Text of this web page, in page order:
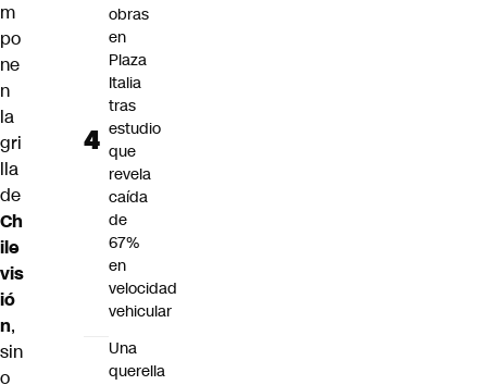
m
po
ne
n
la
gri
lla
de
Ch
ile
vis
ió
n,
sin
o
obras
en
Plaza
Italia
tras
estudio
que
revela
caída
de
67%
en
velocidad
vehicular
Una
querella